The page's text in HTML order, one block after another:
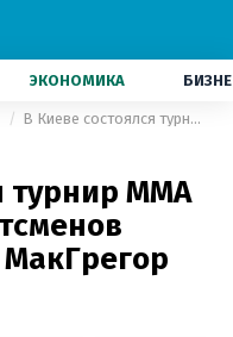
ЭКОНОМИКА
В Киеве состоялся турнир MMA среди детей, спортсменов поддержал Конор МакГрегор (фото)
MMA